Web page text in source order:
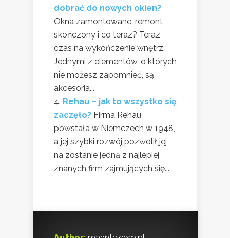
dobrać do nowych okien?
Okna zamontowane, remont
skończony i co teraz? Teraz
czas na wykończenie wnętrz.
Jednymi z elementów, o których
nie możesz zapomnieć, są
akcesoria...
Rehau – jak to wszystko się
zaczęło? Firma Rehau
powstała w Niemczech w 1948,
a jej szybki rozwój pozwolił jej
na zostanie jedną z najlepiej
znanych firm zajmujących się...